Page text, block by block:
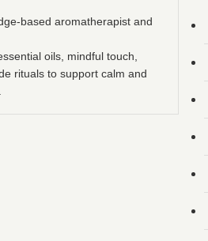
based aromatherapist and
oils, mindful touch,
rituals to support calm and